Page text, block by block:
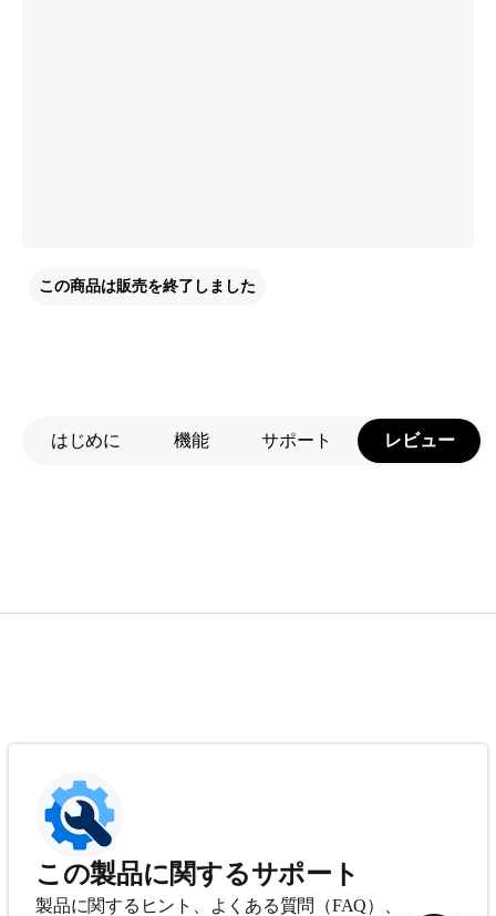
この商品は販売を終了しました
はじめに 機能 サポート レビュー
この製品に関するサポート
製品に関するヒント、よくある質問（FAQ）、